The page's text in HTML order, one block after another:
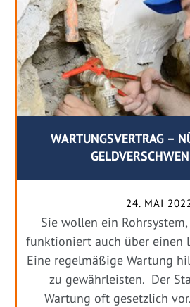
WARTUNGSVERTRAG –
24. MAI
Sie wollen ein
funktioniert auch über einen
Eine regelmäßige Wartung
zu gewährleisten. Der
Wartung oft gesetzlich